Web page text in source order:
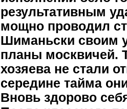
результативным
мощно проводил
Шиманьски своим
планы москвичей.
хозяева не стали
середине тайма
Вновь здорово